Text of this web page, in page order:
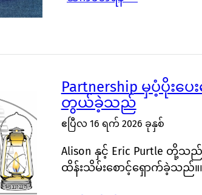
Partnership မှပံ့ပိုးပ
တွယ်ခဲ့သည်
ဧပြီလ 16 ရက် 2026 ခုနှစ်
Alison နှင့် Eric Purtle တို့သည်
ထိန်းသိမ်းစောင့်ရှောက်ခဲ့သည်။